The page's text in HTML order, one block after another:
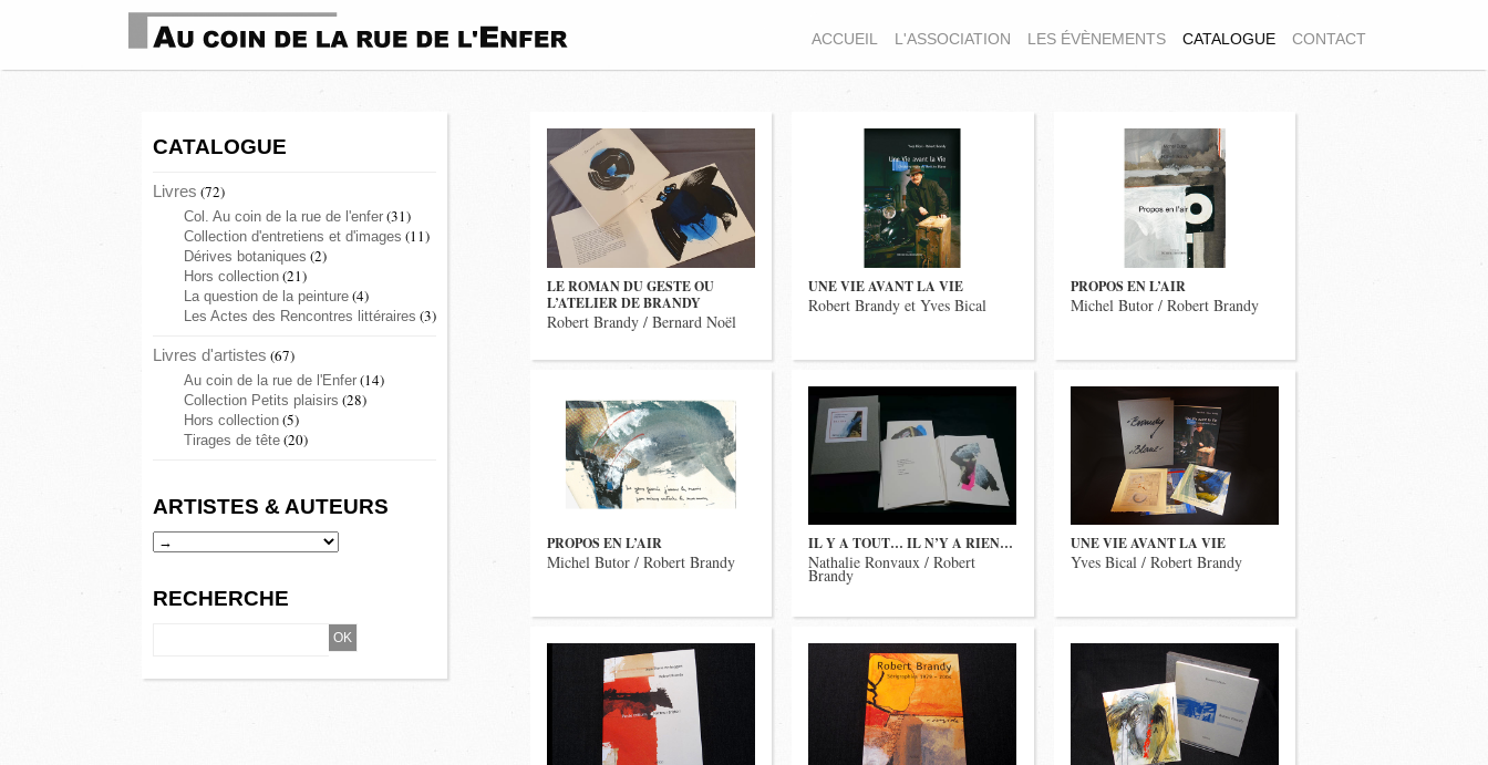
ACCUEIL L'ASSOCIATION LES ÉVÈNEMENTS CATALOGUE CONTACT
CATALOGUE
Livres (72)
Col. Au coin de la rue de l'enfer (31)
Collection d'entretiens et d'images (11)
Dérives botaniques (2)
Hors collection (21)
La question de la peinture (4)
Les Actes des Rencontres littéraires (3)
Livres d'artistes (67)
Au coin de la rue de l'Enfer (14)
Collection Petits plaisirs (28)
Hors collection (5)
Tirages de tête (20)
ARTISTES & AUTEURS
RECHERCHE
LE ROMAN DU GESTE OU
L’ATELIER DE BRANDY
Robert Brandy / Bernard Noël
UNE VIE AVANT LA VIE
Robert Brandy et Yves Bical
PROPOS EN L’AIR
Michel Butor / Robert Brandy
PROPOS EN L’AIR
Michel Butor / Robert Brandy
IL Y A TOUT… IL N’Y A RIEN…
Nathalie Ronvaux / Robert
Brandy
UNE VIE AVANT LA VIE
Yves Bical / Robert Brandy